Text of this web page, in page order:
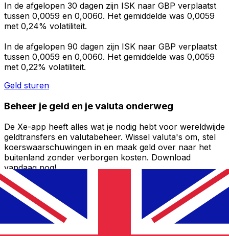
In de afgelopen 30 dagen zijn ISK naar GBP verplaatst
tussen 0,0059 en 0,0060. Het gemiddelde was 0,0059
met 0,24% volatiliteit.
In de afgelopen 90 dagen zijn ISK naar GBP verplaatst
tussen 0,0059 en 0,0060. Het gemiddelde was 0,0059
met 0,22% volatiliteit.
Geld sturen
Beheer je geld en je valuta onderweg
De Xe-app heeft alles wat je nodig hebt voor wereldwijde
geldtransfers en valutabeheer. Wissel valuta's om, stel
koerswaarschuwingen in en maak geld over naar het
buitenland zonder verborgen kosten. Download
vandaag nog!